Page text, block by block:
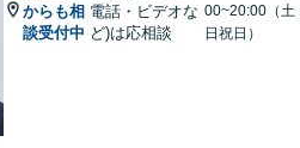
からも相
談受付中
電話・ビデオな
ど)は応相談
00~20:00（土
日祝日）